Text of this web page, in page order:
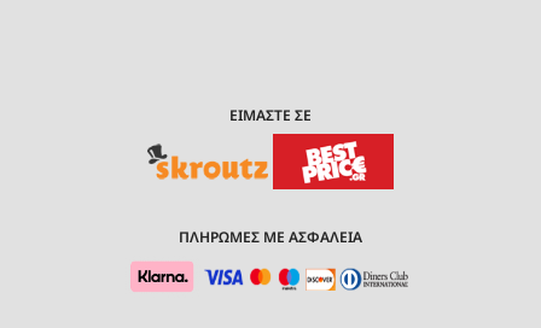
ΕΙΜΑΣΤΕ ΣΕ
ΠΛΗΡΩΜΕΣ ΜΕ ΑΣΦΑΛΕΙΑ